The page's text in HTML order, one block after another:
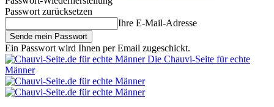
Passwort zurücksetzen
Ihre E-Mail-Adresse
Ein Passwort wird Ihnen per Email zugeschickt.
Die Chauvi-Seite für echte
Männer